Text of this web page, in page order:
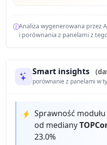
Analiza wygenerowana przez
i porównania z panelami z
Smart insights
porównanie z panelami w
Sprawność
od mediany
23.0%